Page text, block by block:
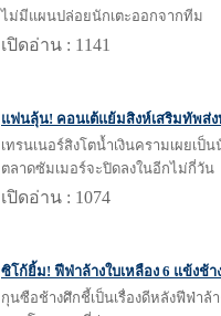
ไม่มีแผนปล่อยนักเตะออกจากทีม
เปิดอ่าน : 1141
แฟนลุ้น! คอนเต้แย้มสิงห์เสริมทัพส่
เทรนเนอร์สิงโตน้ำเงินครามเผยเ
ตลาดซัมเมอร์จะปิดลงในอีกไม่กี่วัน
เปิดอ่าน : 1074
ซิโก้ยิ้ม! ฟีฟ่าล้างใบเหลือง 6 แข้งช้
กุนซือช้างศึกชี้เป็นเรื่องดีหลังฟีฟ่าล้